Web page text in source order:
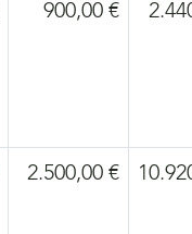
900,00 €
2.500,00 €